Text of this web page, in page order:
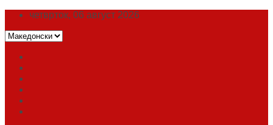
четврток, 06 август 2026